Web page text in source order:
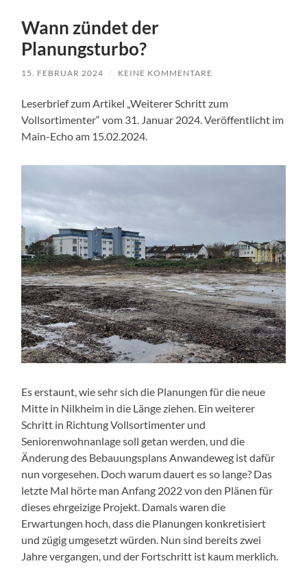
Wann zündet der
Planungsturbo?
15. FEBRUAR 2024 / KEINE KOMMENTARE
Leserbrief zum Artikel „Weiterer Schritt zum
Vollsortimenter“ vom 31. Januar 2024. Veröffentlicht im
Main-Echo am 15.02.2024.
Es erstaunt, wie sehr sich die Planungen für die neue
Mitte in Nilkheim in die Länge ziehen. Ein weiterer
Schritt in Richtung Vollsortimenter und
Seniorenwohnanlage soll getan werden, und die
Änderung des Bebauungsplans Anwandeweg ist dafür
nun vorgesehen. Doch warum dauert es so lange? Das
letzte Mal hörte man Anfang 2022 von den Plänen für
dieses ehrgeizige Projekt. Damals waren die
Erwartungen hoch, dass die Planungen konkretisiert
und zügig umgesetzt würden. Nun sind bereits zwei
Jahre vergangen, und der Fortschritt ist kaum merklich.